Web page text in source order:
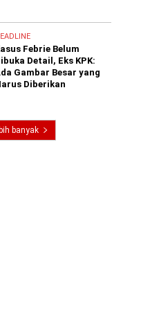
Febrie Belum
Detail, Eks KPK:
Gambar Besar yang
Diberikan
banyak